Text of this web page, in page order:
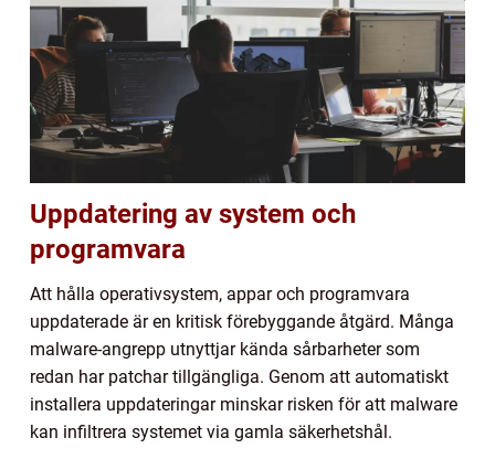
Uppdatering av system och
programvara
Att hålla operativsystem, appar och programvara
uppdaterade är en kritisk förebyggande åtgärd. Många
malware-angrepp utnyttjar kända sårbarheter som
redan har patchar tillgängliga. Genom att automatiskt
installera uppdateringar minskar risken för att malware
kan infiltrera systemet via gamla säkerhetshål.